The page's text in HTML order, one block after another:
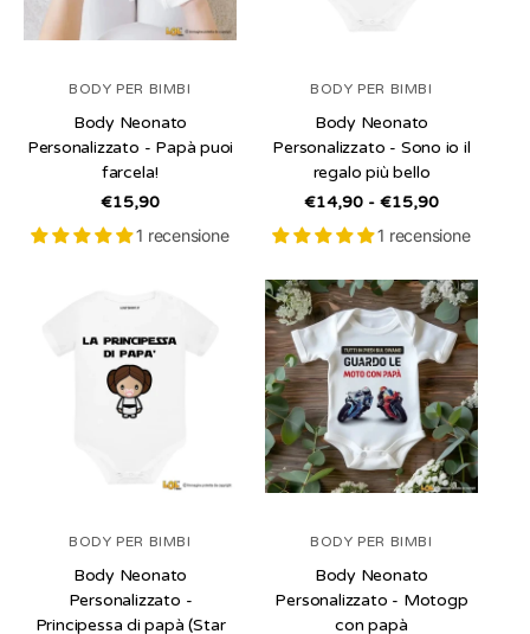
BODY PER BIMBI
Body Neonato
Personalizzato - Papà puoi
farcela!
€15,90
/
1 recensione
BODY PER BIMBI
Body Neonato
Personalizzato - Sono io il
regalo più bello
€14,90 - €15,90
/
1 recensione
BODY PER BIMBI
Body Neonato
Personalizzato -
Principessa di papà (Star
BODY PER BIMBI
Body Neonato
Personalizzato - Motogp
con papà